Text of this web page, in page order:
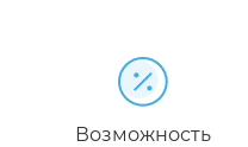
Возможность